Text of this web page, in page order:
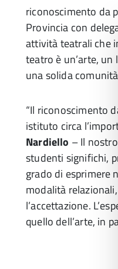
riconoscimento da
Provincia con
attività teatrali che
teatro è un’arte,
una solida
“Il riconoscimento
istituto circa
Nardiello – Il
studenti significhi,
grado di esprimere
modalità relazionali,
l’accettazione.
quello dell’arte, in